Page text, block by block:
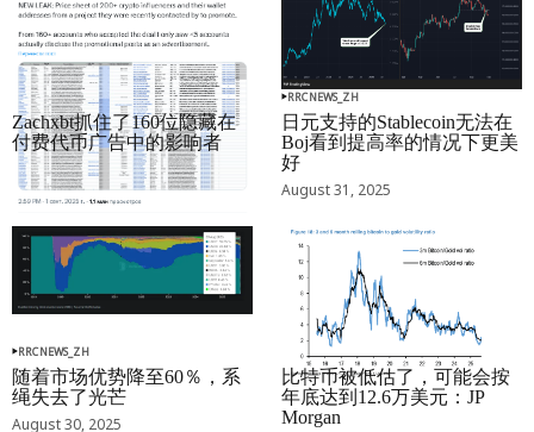
RRCNEWS_ZH
Zachxbt抓住了160位隐藏在
付费代币广告中的影响者
September 01, 2025
RRCNEWS_ZH
日元支持的Stablecoin无法在
Boj看到提高率的情况下更美
好
August 31, 2025
RRCNEWS_ZH
随着市场优势降至60％，系
绳失去了光芒
August 30, 2025
RRCNEWS_ZH
比特币被低估了，可能会按
年底达到12.6万美元：JP
Morgan